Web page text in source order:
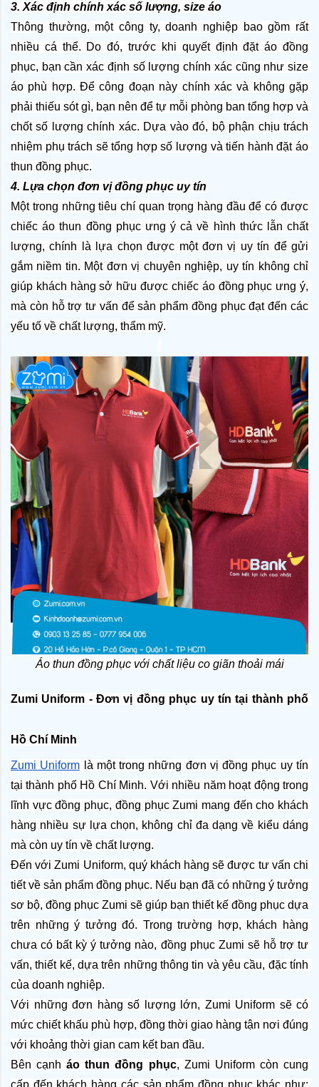
3. Xác định chính xác số lượng, size áo
Thông thường, một công ty, doanh nghiệp bao gồm rất
nhiều cá thể. Do đó, trước khi quyết định đặt áo đồng
phục, bạn cần xác định số lượng chính xác cũng như size
áo phù hợp. Để công đoạn này chính xác và không gặp
phải thiếu sót gì, bạn nên để tự mỗi phòng ban tổng hợp và
chốt số lượng chính xác. Dựa vào đó, bộ phận chịu trách
nhiệm phụ trách sẽ tổng hợp số lượng và tiến hành đặt áo
thun đồng phục.
4. Lựa chọn đơn vị đồng phục uy tín
Một trong những tiêu chí quan trọng hàng đầu để có được
chiếc áo thun đồng phục ưng ý cả về hình thức lẫn chất
lượng, chính là lựa chọn được một đơn vị uy tín để gửi
gắm niềm tin. Một đơn vị chuyên nghiệp, uy tín không chỉ
giúp khách hàng sở hữu được chiếc áo đồng phục ưng ý,
mà còn hỗ trợ tư vấn để sản phẩm đồng phục đạt đến các
yếu tố về chất lượng, thẩm mỹ.
Áo thun đồng phục với chất liệu co giãn thoải mái
Zumi Uniform - Đơn vị đồng phục uy tín tại thành phố
Hồ Chí Minh
Zumi Uniform là một trong những đơn vị đồng phục uy tín
tại thành phố Hồ Chí Minh. Với nhiều năm hoạt động trong
lĩnh vực đồng phục, đồng phục Zumi mang đến cho khách
hàng nhiều sự lựa chọn, không chỉ đa dạng về kiểu dáng
mà còn uy tín về chất lượng.
Đến với Zumi Uniform, quý khách hàng sẽ được tư vấn chi
tiết về sản phẩm đồng phục. Nếu bạn đã có những ý tưởng
sơ bộ, đồng phục Zumi sẽ giúp bạn thiết kế đồng phục dựa
trên những ý tưởng đó. Trong trường hợp, khách hàng
chưa có bất kỳ ý tưởng nào, đồng phục Zumi sẽ hỗ trợ tư
vấn, thiết kế, dựa trên những thông tin và yêu cầu, đặc tính
của doanh nghiệp.
Với những đơn hàng số lượng lớn, Zumi Uniform sẽ có
mức chiết khấu phù hợp, đồng thời giao hàng tận nơi đúng
với khoảng thời gian cam kết ban đầu.
Bên cạnh áo thun đồng phục, Zumi Uniform còn cung
cấp đến khách hàng các sản phẩm đồng phục khác như: